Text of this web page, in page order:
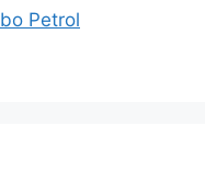
Petrol